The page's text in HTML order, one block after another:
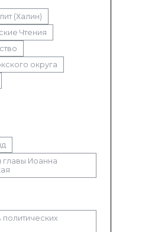
(Халин)
Чтения
округа
Иоанна